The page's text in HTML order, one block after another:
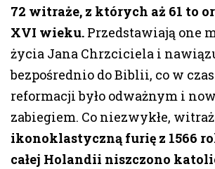
72 witraże, z których aż 61 to
XVI wieku. Przedstawiają one
życia Jana Chrzciciela i
bezpośrednio do Biblii, co w
reformacji było odważnym i
zabiegiem. Co niezwykłe,
ikonoklastyczną furię z 1566
całej Holandii niszczono